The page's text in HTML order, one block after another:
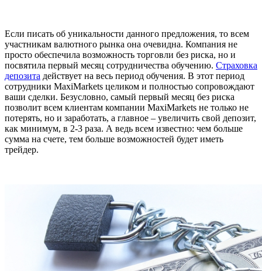
Если писать об уникальности данного предложения, то всем
участникам валютного рынка она очевидна. Компания не
просто обеспечила возможность торговли без риска, но и
посвятила первый месяц сотрудничества обучению. Страховка
депозита действует на весь период обучения. В этот период
сотрудники MaxiMarkets целиком и полностью сопровождают
ваши сделки. Безусловно, самый первый месяц без риска
позволит всем клиентам компании MaxiMarkets не только не
потерять, но и заработать, а главное – увеличить свой депозит,
как минимум, в 2-3 раза. А ведь всем известно: чем больше
сумма на счете, тем больше возможностей будет иметь
трейдер.